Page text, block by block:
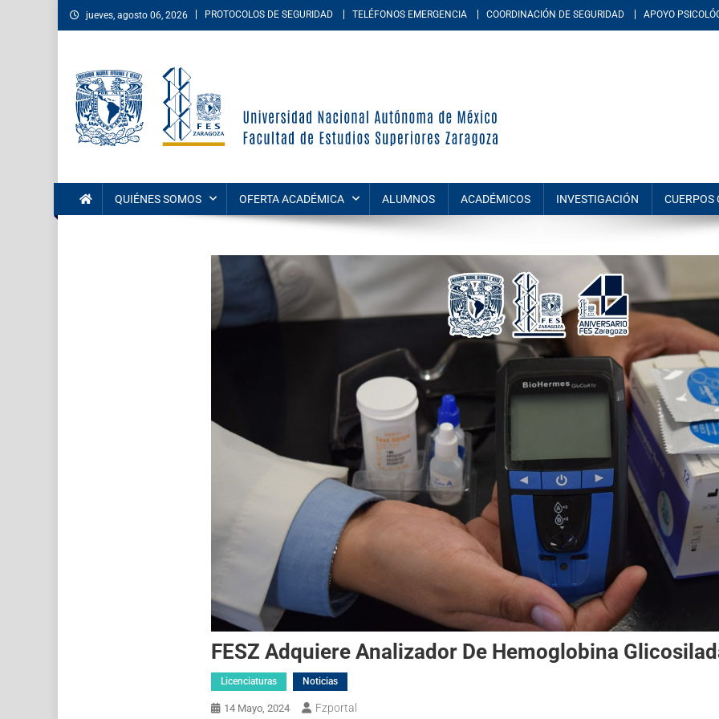
jueves, agosto 06, 2026 PROTOCOLOS DE SEGURIDAD TELÉFONOS EMERGENCIA COORDINACIÓN DE SEGURIDAD APOYO
las áreas de las ciencias de la salud, sociales, del comportamiento, químico-biológicas, y de las ingenierías.
QUIÉNES SOMOS
OFERTA ACADÉMICA ALUMNOS ACADÉMICOS INVESTIGACIÓN CUERPOS
FESZ Adquiere Analizador De Hemoglobina
Licenciaturas Noticias
14 Mayo, 2024 Fzportal